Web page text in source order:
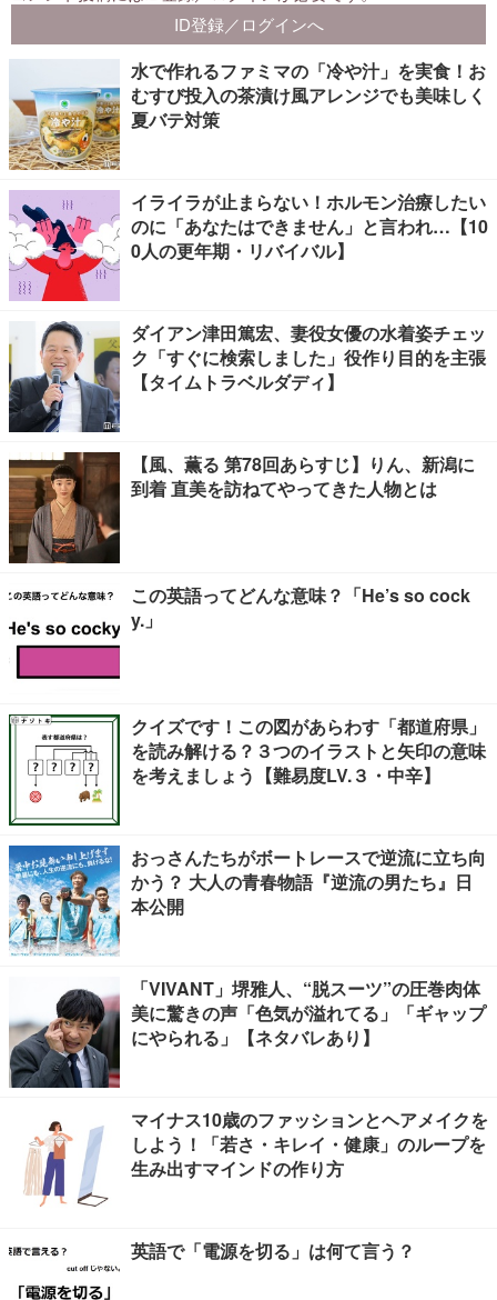
水で作れるファミマの「冷や汁」を実食！お
むすび投入の茶漬け風アレンジでも美味しく
夏バテ対策
イライラが止まらない！ホルモン治療したい
のに「あなたはできません」と言われ…【10
0人の更年期・リバイバル】
ダイアン津田篤宏、妻役女優の水着姿チェッ
ク「すぐに検索しました」役作り目的を主張
【タイムトラベルダディ】
【風、薫る 第78回あらすじ】りん、新潟に
到着 直美を訪ねてやってきた人物とは
この英語ってどんな意味？「He’s so cock
y.」
クイズです！この図があらわす「都道府県」
を読み解ける？３つのイラストと矢印の意味
を考えましょう【難易度LV.３・中辛】
おっさんたちがボートレースで逆流に立ち向
かう？ 大人の青春物語『逆流の男たち』日
本公開
「VIVANT」堺雅人、“脱スーツ”の圧巻肉体
美に驚きの声「色気が溢れてる」「ギャップ
にやられる」【ネタバレあり】
マイナス10歳のファッションとヘアメイクを
しよう！「若さ・キレイ・健康」のループを
生み出すマインドの作り方
英語で「電源を切る」は何て言う？